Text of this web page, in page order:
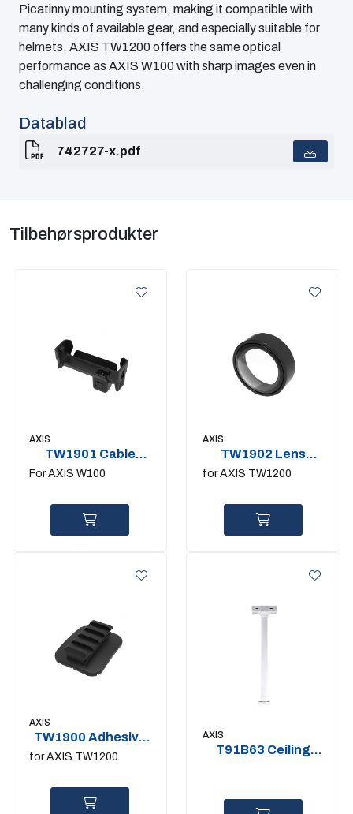
Picatinny mounting system, making it compatible with
many kinds of available gear, and especially suitable for
helmets. AXIS TW1200 offers the same optical
performance as AXIS W100 with sharp images even in
challenging conditions.
Datablad
742727-x.pdf
Tilbehørsprodukter
AXIS
TW1901 Cable
Holder. 5 pcs
For AXIS W100
AXIS
TW1902 Lens
Protector. 5 pcs
for AXIS TW1200
AXIS
TW1900 Adhesive
Picatinny Rail. 5
for AXIS TW1200
AXIS
T91B63 Ceiling